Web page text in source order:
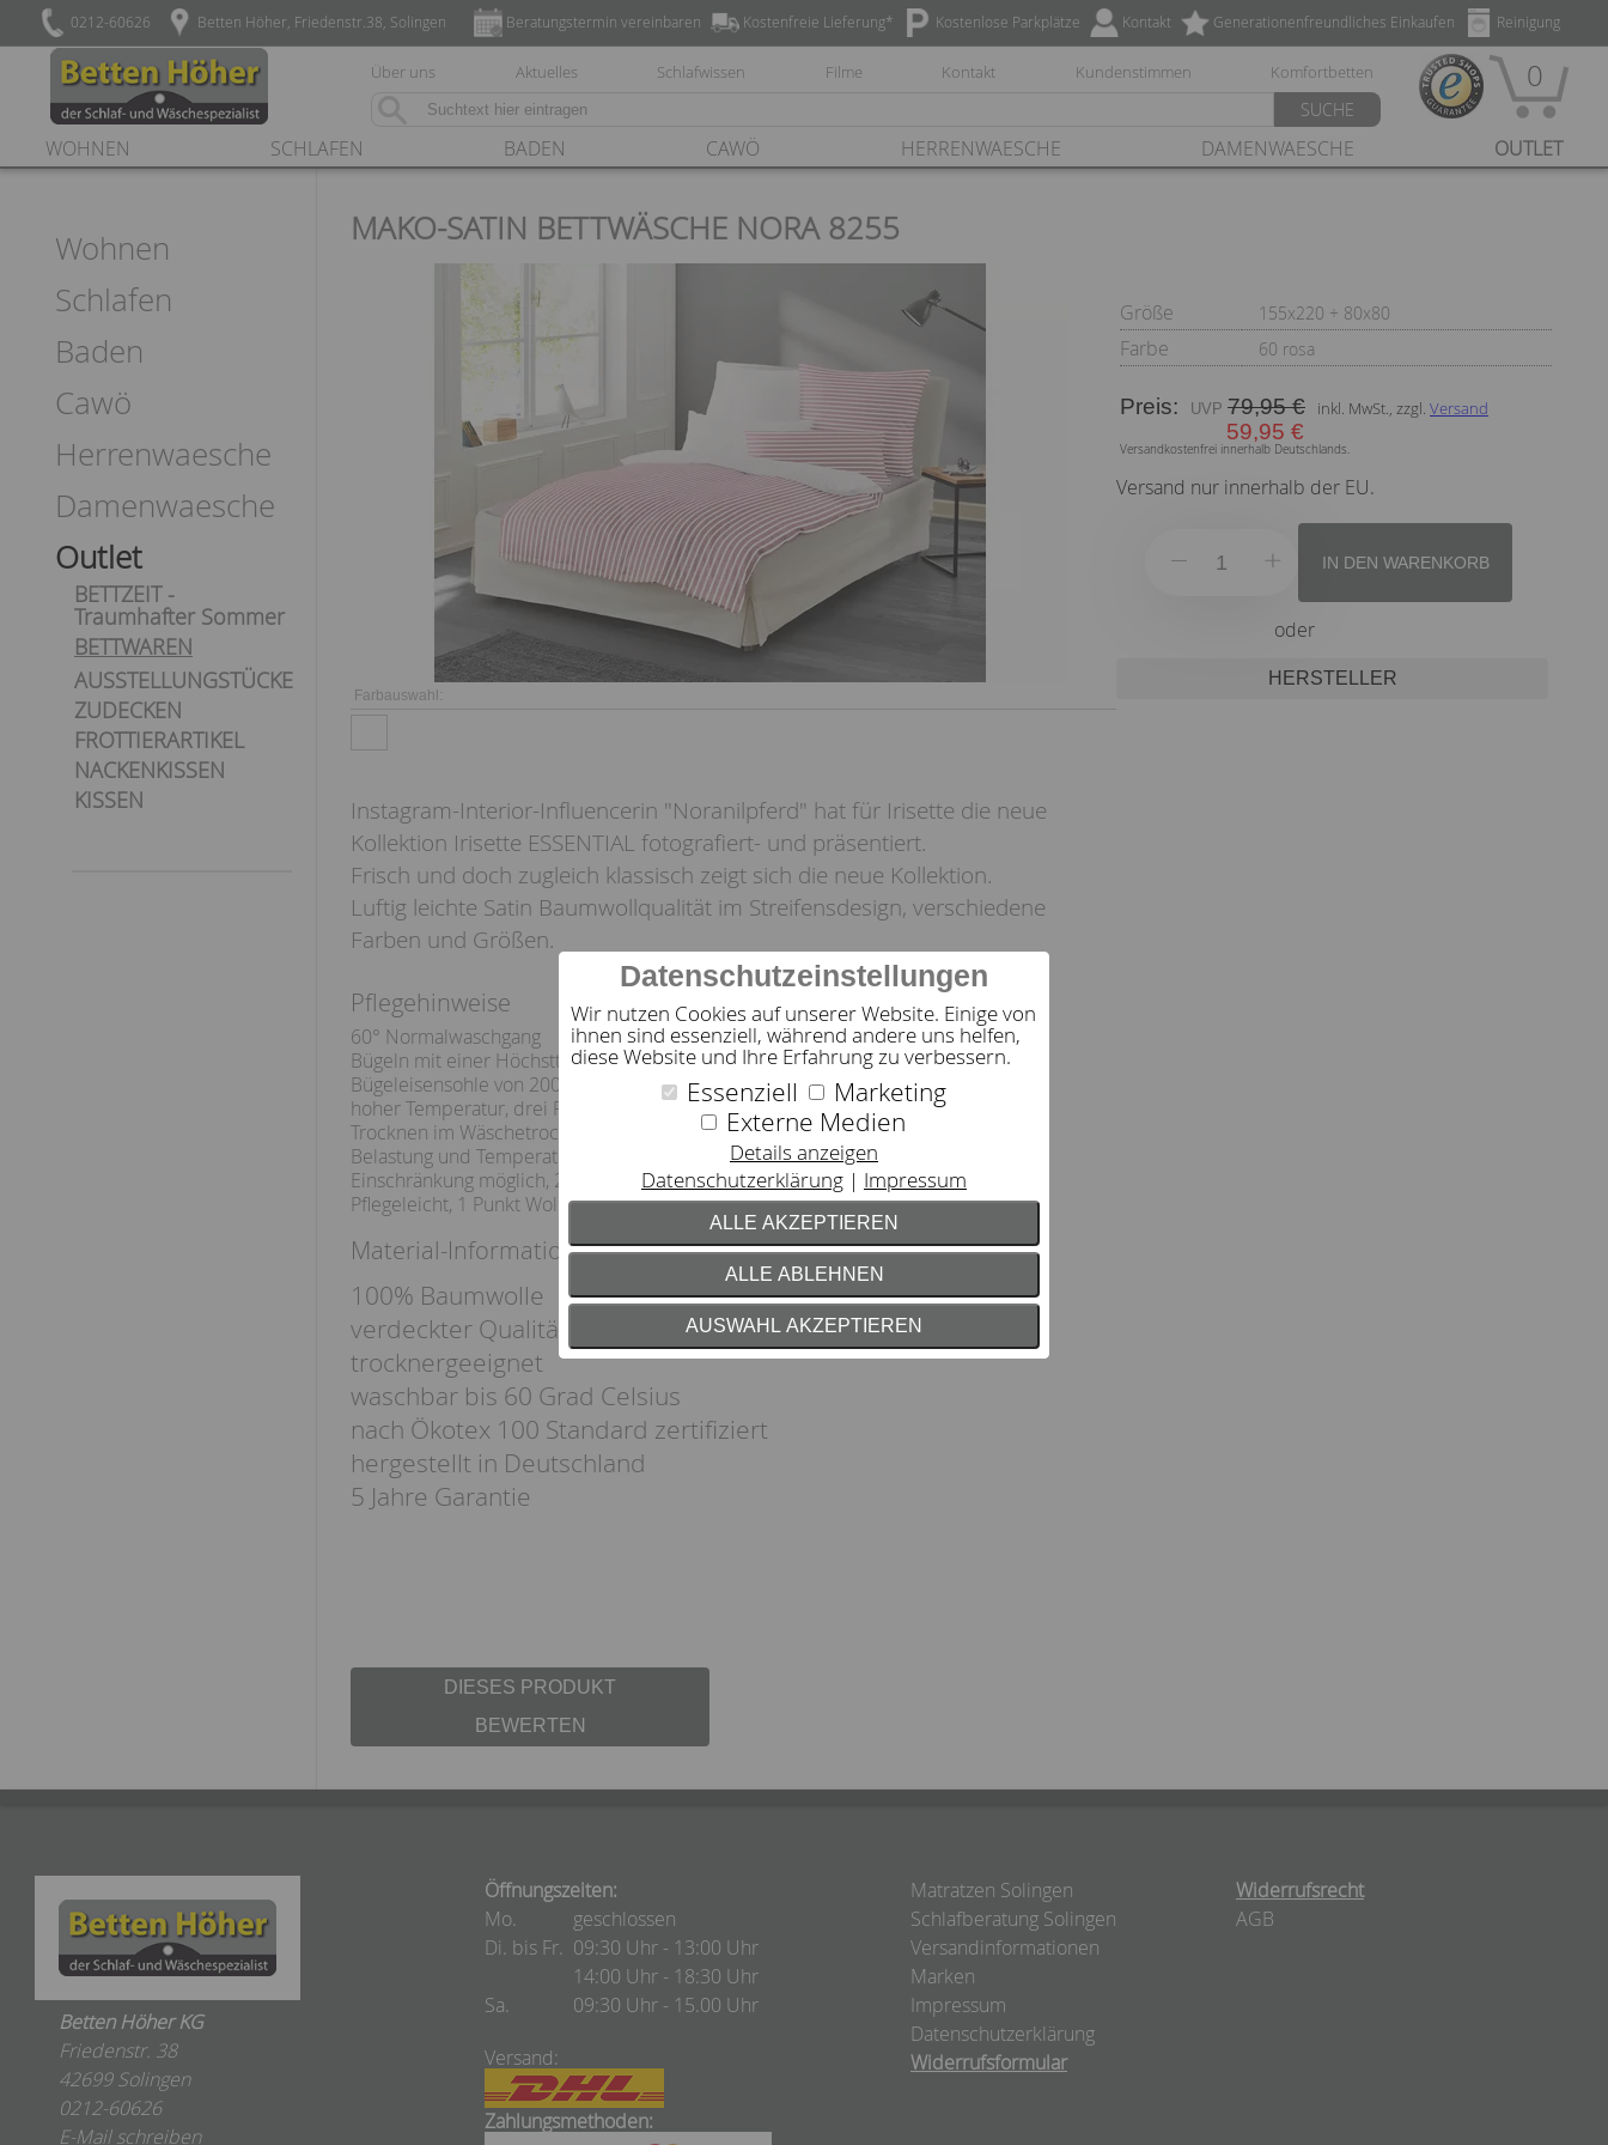
Datenschutzeinstellungen
Wir nutzen Cookies auf unserer Website. Einige von
ihnen sind essenziell, während andere uns helfen,
diese Website und Ihre Erfahrung zu verbessern.
Essenziell
Marketing
Externe Medien
Details anzeigen
Datenschutzerklärung
Impressum
ALLE AKZEPTIEREN
ALLE ABLEHNEN
AUSWAHL AKZEPTIEREN
0212-60626 Betten Höher, Friedenstr.38, Solingen Reinigung
Generationenfreundliches Einkaufen
Kontakt
Kostenlose Parkplätze
Kostenfreie Lieferung*
Beratungstermin vereinbaren
Über uns Aktuelles Schlafwissen Filme Kontakt Kundenstimmen Komfortbetten
SUCHE
0
WOHNEN SCHLAFEN BADEN CAWÖ HERRENWAESCHE DAMENWAESCHE OUTLET
Wohnen
Schlafen
Baden
Cawö
Herrenwaesche
Damenwaesche
Outlet
BETTZEIT -
Traumhafter Sommer
BETTWAREN
AUSSTELLUNGSTÜCKE
ZUDECKEN
FROTTIERARTIKEL
NACKENKISSEN
KISSEN
MAKO-SATIN BETTWÄSCHE NORA 8255
Farbauswahl:
Instagram-Interior-Influencerin "Noranilpferd" hat für Irisette die neue
Kollektion Irisette ESSENTIAL fotografiert- und präsentiert.
Frisch und doch zugleich klassisch zeigt sich die neue Kollektion.
Luftig leichte Satin Baumwollqualität im Streifensdesign, verschiedene
Farben und Größen.
Pflegehinweise
60° Normalwaschgang
Bügeln mit einer Höchsttemperatur der
Bügeleisensohle von 200 °C, Bügeln mit
hoher Temperatur, drei Punkte
Trocknen im Wäschetrockner bei normaler
Belastung und Temperatur (80 °C) ohne
Einschränkung möglich, 2 Punkte
Pflegeleicht, 1 Punkt Wolle/ Seide/ Synthetik
Material-Information:
100% Baumwolle
verdeckter Qualitäts-Reißverschluss
trocknergeeignet
waschbar bis 60 Grad Celsius
nach Ökotex 100 Standard zertifiziert
hergestellt in Deutschland
5 Jahre Garantie
Größe 155x220 + 80x80
Farbe 60 rosa
Preis:
79,95 €
59,95 €
inkl. MwSt., zzgl. Versand
Versandkostenfrei innerhalb Deutschlands.
Versand nur innerhalb der EU.
IN DEN WARENKORB
oder
HERSTELLER
DIESES PRODUKT
BEWERTEN
Betten Höher KG
Friedenstr. 38
42699 Solingen
0212-60626
E-Mail schreiben
Öffnungszeiten:
Mo.
geschlossen
Di. bis Fr. 09:30 Uhr - 13:00 Uhr
14:00 Uhr - 18:30 Uhr
Sa.
09:30 Uhr - 15.00 Uhr
Versand:
Zahlungsmethoden:
Matratzen Solingen
Schlafberatung Solingen
Versandinformationen
Marken
Impressum
Datenschutzerklärung
Widerrufsformular
Widerrufsrecht
AGB